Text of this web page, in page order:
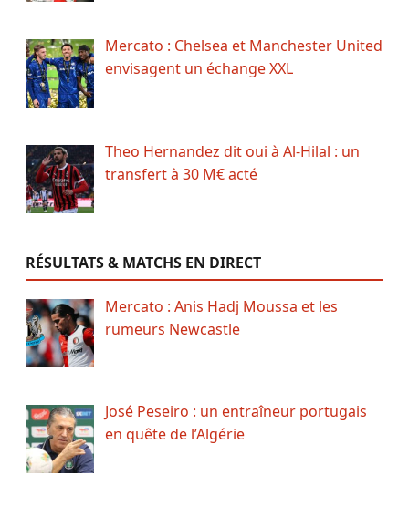
Mercato : Chelsea et Manchester United
envisagent un échange XXL
Theo Hernandez dit oui à Al-Hilal : un
transfert à 30 M€ acté
RÉSULTATS & MATCHS EN DIRECT
Mercato : Anis Hadj Moussa et les
rumeurs Newcastle
José Peseiro : un entraîneur portugais
en quête de l’Algérie